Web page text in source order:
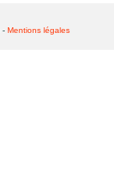
- Mentions légales